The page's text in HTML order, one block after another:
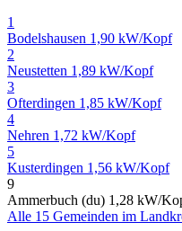
1
Bodelshausen 1,90 kW/Kopf
2
Neustetten 1,89 kW/Kopf
3
Ofterdingen 1,85 kW/Kopf
4
Nehren 1,72 kW/Kopf
5
Kusterdingen 1,56 kW/Kopf
9
Ammerbuch (du) 1,28 kW/
Alle 15 Gemeinden im